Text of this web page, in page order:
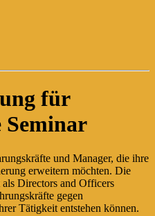
für
und Manager, die ihre
erweitern möchten. Die
Directors and Officers
gegen
Tätigkeit entstehen können.